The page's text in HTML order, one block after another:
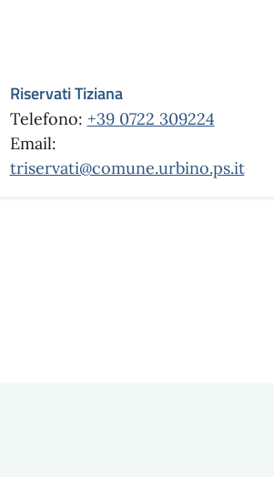
Riservati Tiziana
Telefono: +39 0722 309224
Email:
triservati@comune.urbino.ps.it